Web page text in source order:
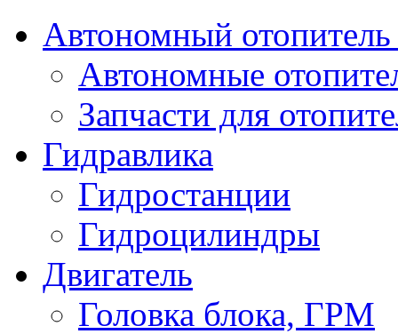
Автономный отопитель
Автономные
Запчасти для
Гидравлика
Гидростанции
Гидроцилиндры
Двигатель
Головка блока, ГРМ